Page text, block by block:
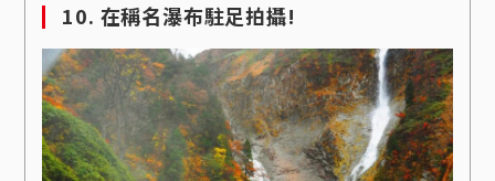
10. 在稱名瀑布駐足拍攝!